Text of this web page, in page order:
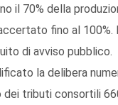
il 70% della
fino al
di avviso pubblico.
la delibera
tributi consortili